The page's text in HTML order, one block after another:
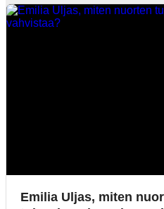
Emilia Uljas, miten